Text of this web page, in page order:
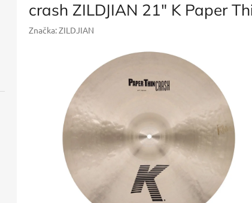
crash ZILDJIAN 21" K Paper
Značka:ZILDJIAN